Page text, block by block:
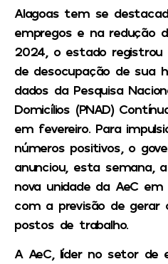
Alagoas tem se
empregos e na redução
2024, o estado
de desocupação de sua
dados da Pesquisa
Domicílios (PNAD)
em fevereiro. Para
números positivos, o
anunciou, esta semana,
nova unidade da AeC em
com a previsão de gerar
postos de trabalho.
A AeC, líder no setor de